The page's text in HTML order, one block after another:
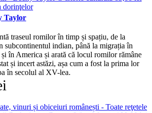
dorinţelor
Taylor
traseul romilor în timp și spațiu, de la
subcontinentul indian, până la migrația în
în America și arată că locul romilor rămâne
și incert astăzi, așa cum a fost la prima lor
în secolul al XV-lea.